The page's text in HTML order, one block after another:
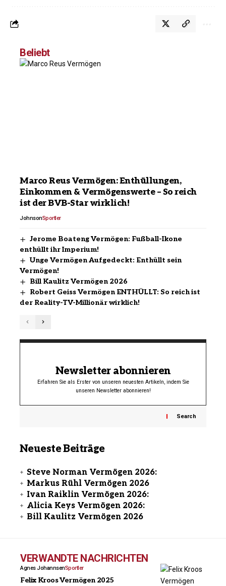
Beliebt
Marco Reus Vermögen: Enthüllungen,
Einkommen & Vermögenswerte – So reich
ist der BVB-Star wirklich!
JohnsonSportler
Jerome Boateng Vermögen: Fußball-Ikone
enthüllt ihr Imperium!
Unge Vermögen Aufgedeckt: Enthüllt sein
Vermögen!
Bill Kaulitz Vermögen 2026
Robert Geiss Vermögen ENTHÜLLT: So reich ist
der Reality-TV-Millionär wirklich!
Newsletter abonnieren
Erfahren Sie als Erster von unseren neuesten Artikeln, indem Sie
unseren Newsletter abonnieren!
Search
Neueste Beiträge
Steve Norman Vermögen 2026:
Markus Rühl Vermögen 2026
Ivan Raiklin Vermögen 2026:
Alicia Keys Vermögen 2026:
Bill Kaulitz Vermögen 2026
VERWANDTE NACHRICHTEN
Agnes JohannsenSportler
Felix Kroos Vermögen 2025